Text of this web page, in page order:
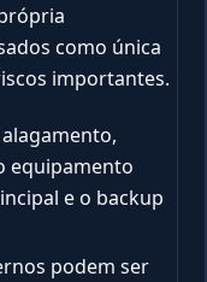
como única
importantes.
equipamento
e o backup
podem ser